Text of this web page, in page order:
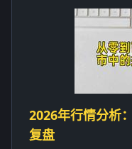
2026年行情分析
复盘